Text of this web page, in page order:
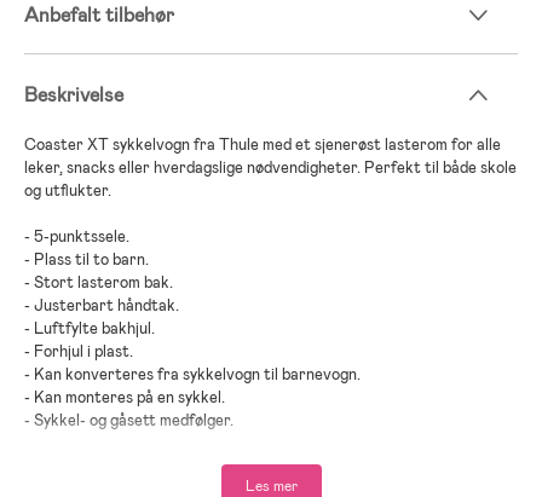
Anbefalt tilbehør
Beskrivelse
Coaster XT sykkelvogn fra Thule med et sjenerøst lasterom for alle
leker, snacks eller hverdagslige nødvendigheter. Perfekt til både skole
og utflukter.
- 5-punktssele.
- Plass til to barn.
- Stort lasterom bak.
- Justerbart håndtak.
- Luftfylte bakhjul.
- Forhjul i plast.
- Kan konverteres fra sykkelvogn til barnevogn.
- Kan monteres på en sykkel.
- Sykkel- og gåsett medfølger.
- Kan enkelt foldes sammen for enkel transport og kompakt
Les mer